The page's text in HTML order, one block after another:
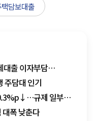
담보대출
출 이자부담
주담대 인기
규제 일부
폭 낮춘다